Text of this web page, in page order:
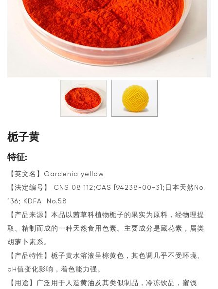
栀子黄
特征:
【英文名】Gardenia yellow
【法定编号】 CNS 08.112;CAS [94238-00-3];日本天然No.
136; KDFA No.58
【产品来源】本品以茜草科植物栀子的果实为原料，经物理提
取、精制而成的一种天然食用色素。主要成分是藏花素，属类
胡萝卜素系。
【产品特性】栀子黄水溶液呈棕黄色，其色调几乎不受环境、
pH值变化影响，着色能力强。
【用途】广泛用于人造黄油及其类似制品，冷冻饮品，蜜饯